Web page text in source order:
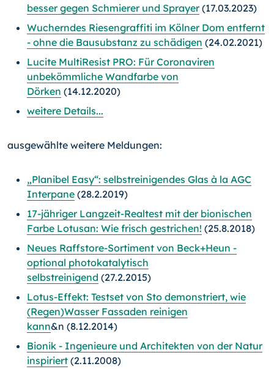
besser gegen Schmierer und Sprayer(17.03.2023)
Wucherndes Riesengraffiti im Kölner Dom entfernt
- ohne die Bausubstanz zu schädigen (24.02.2021)
Lucite MultiResist PRO: Für Coronaviren
unbekömmliche Wandfarbe von
Dörken (14.12.2020)
weitere Details...
ausgewählte weitere Meldungen:
„Planibel Easy“: selbstreinigendes Glas à la AGC
Interpane (28.2.2019)
17-jähriger Langzeit-Realtest mit der bionischen
Farbe Lotusan: Wie frisch gestrichen! (25.8.2018)
Neues Raffstore-Sortiment von Beck+Heun -
optional photokatalytisch
selbstreinigend (27.2.2015)
Lotus-Effekt: Testset von Sto demonstriert, wie
(Regen)Wasser Fassaden reinigen
kann&n (8.12.2014)
Bionik - Ingenieure und Architekten von der Natur
inspiriert (2.11.2008)